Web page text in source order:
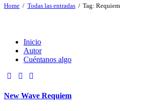
Home Todas las entradas Tag: Requiem
Inicio
Autor
Cuéntanos algo
New Wave Requiem